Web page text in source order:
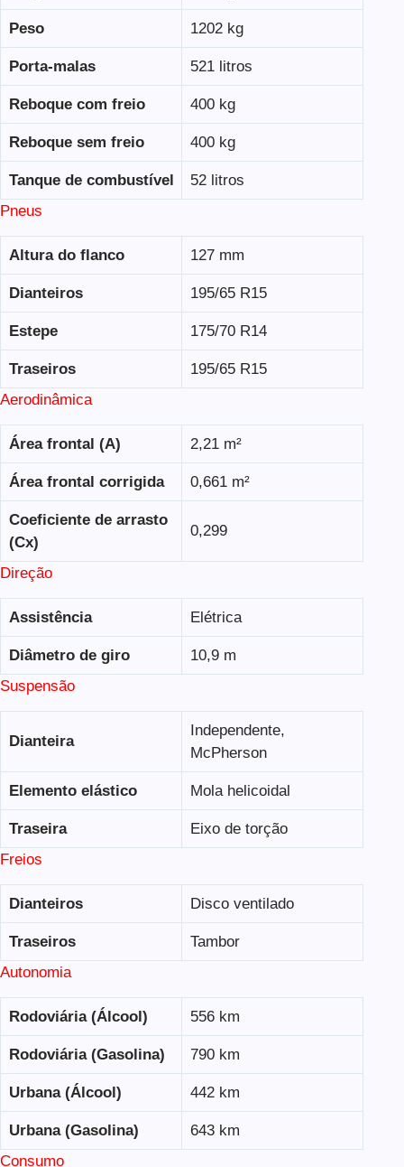
Peso 1202 kg
Porta-malas 521 litros
Reboque com freio 400 kg
Reboque sem freio 400 kg
Tanque de combustível
52 litros
Pneus
Altura do flanco 127 mm
Dianteiros 195/65 R15
Estepe 175/70 R14
Traseiros
195/65 R15
Aerodinâmica
Área frontal (A) 2,21 m²
Área frontal corrigida 0,661 m²
Coeficiente de arrasto
(Cx)
0,299
Direção
Assistência Elétrica
Diâmetro de giro
10,9 m
Suspensão
Dianteira
Independente,
McPherson
Elemento elástico Mola helicoidal
Traseira
Eixo de torção
Freios
Dianteiros Disco ventilado
Traseiros
Tambor
Autonomia
Rodoviária (Álcool) 556 km
Rodoviária (Gasolina) 790 km
Urbana (Álcool) 442 km
Urbana (Gasolina)
643 km
Consumo